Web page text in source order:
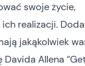
swoje życie,
realizacji.
jakąkolwiek
Allena “